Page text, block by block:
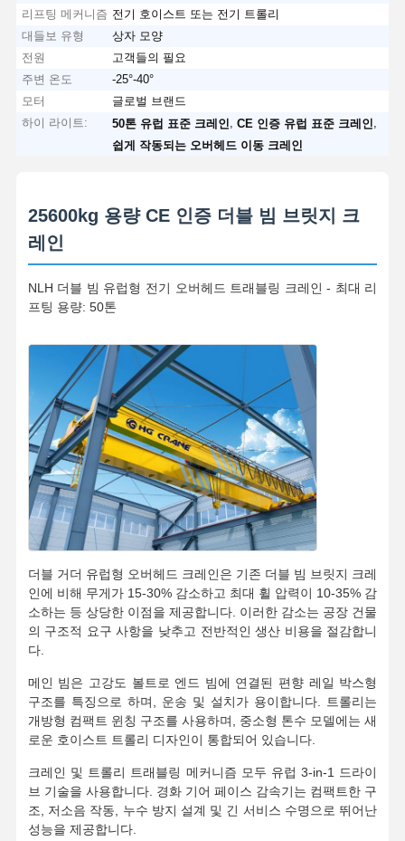
품질 관리
크레인 바퀴
와이어 로프 드럼
크레인 후크
엔드 캐리지
크레인 롤리 블록
잡기
기중기
기어 모터 및 브레이크
감아 올리기
수송 설비
리프팅 장치
리프팅 메커니즘 전기 호이스트 또는 전기 트롤리
대들보 유형
상자 모양
전원
고객들의 필요
주변 온도
-25°-40°
모터
글로벌 브랜드
하이 라이트:
50톤 유럽 표준 크레인 ,CE 인증 유럽 표준 크레인
쉽게 작동되는 오버헤드 이동 크레인
25600kg 용량 CE 인증 더블 빔 브릿지 크
레인
NLH 더블 빔 유럽형 전기 오버헤드 트래블링 크레인 - 최대 리
프팅 용량: 50톤
더블 거더 유럽형 오버헤드 크레인은 기존 더블 빔 브릿지 크레
인에 비해 무게가 15-30% 감소하고 최대 휠 압력이 10-35% 감
소하는 등 상당한 이점을 제공합니다. 이러한 감소는 공장 건물
의 구조적 요구 사항을 낮추고 전반적인 생산 비용을 절감합니
다.
메인 빔은 고강도 볼트로 엔드 빔에 연결된 편향 레일 박스형
구조를 특징으로 하며, 운송 및 설치가 용이합니다. 트롤리는
개방형 컴팩트 윈칭 구조를 사용하며, 중소형 톤수 모델에는 새
로운 호이스트 트롤리 디자인이 통합되어 있습니다.
크레인 및 트롤리 트래블링 메커니즘 모두 유럽 3-in-1 드라이
브 기술을 사용합니다. 경화 기어 페이스 감속기는 컴팩트한 구
조, 저소음 작동, 누수 방지 설계 및 긴 서비스 수명으로 뛰어난
성능을 제공합니다.